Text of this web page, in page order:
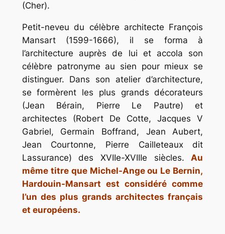
(Cher).
Petit-neveu du célèbre architecte François
Mansart (1599-1666), il se forma à
l’architecture auprès de lui et accola son
célèbre patronyme au sien pour mieux se
distinguer. Dans son atelier d’architecture,
se formèrent les plus grands décorateurs
(Jean Bérain, Pierre Le Pautre) et
architectes (Robert De Cotte, Jacques V
Gabriel, Germain Boffrand, Jean Aubert,
Jean Courtonne, Pierre Cailleteaux dit
Lassurance) des XVIIe-XVIIIe siècles. Au
même titre que Michel-Ange ou Le Bernin,
Hardouin-Mansart est considéré comme
l’un des plus grands architectes français
et européens.